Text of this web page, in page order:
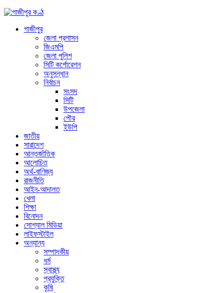
গাজীপুর
জেলা প্রশাসন
জিএমপি
জেলা পুলিশ
সিটি কর্পোরেশন
অনুসন্ধান
নির্বাচন
সংসদ
সিটি
উপজেলা
পৌর
ইউপি
জাতীয়
সারাদেশ
আন্তর্জাতিক
আলোচিত
অর্থ-বাণিজ্য
রাজনীতি
আইন-আদালত
খেলা
শিক্ষা
বিনোদন
সোশ্যাল মিডিয়া
লাইফস্টাইল
অন্যান্য
সম্পাদকীয়
ধর্ম
স্বাস্থ্য
প্রযুক্তি
কৃষি